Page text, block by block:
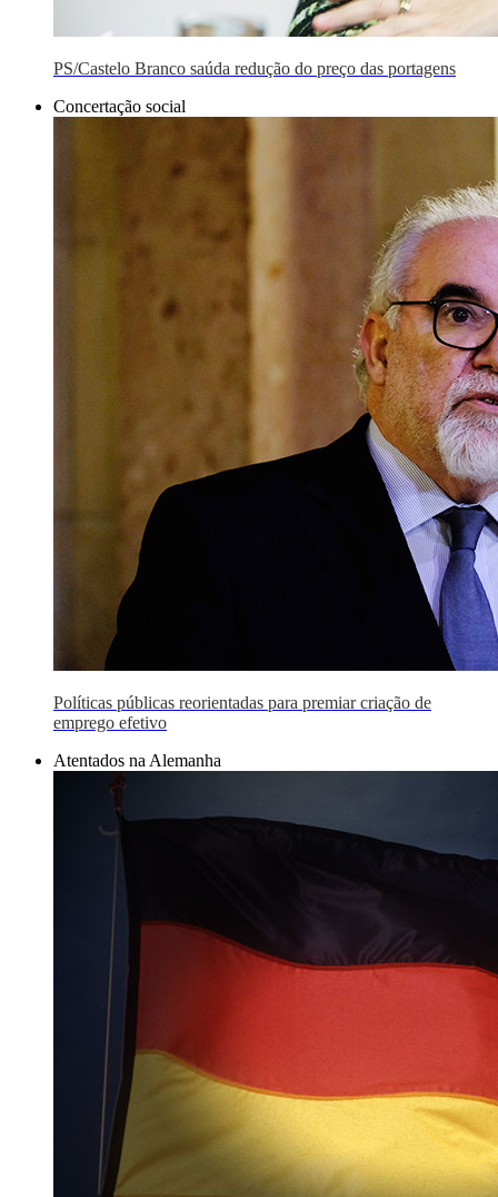
PS/Castelo Branco saúda redução do preço das portagens
Concertação social
Políticas públicas reorientadas para premiar criação de
emprego efetivo
Atentados na Alemanha